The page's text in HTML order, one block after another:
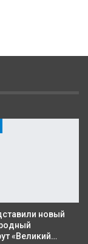
новый
«Великий…